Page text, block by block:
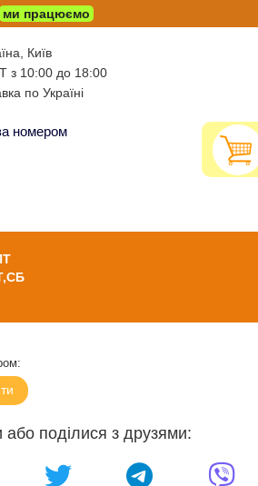
Київ
з 10:00 до 18:00
по Україні
номером
поділися з друзями:
ми працюємо